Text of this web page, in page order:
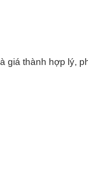
giá thành hợp lý,